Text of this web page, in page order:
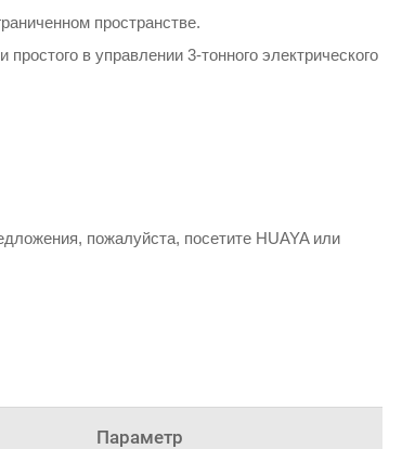
пространстве.
в управлении 3-тонного электрического
пожалуйста, посетите HUAYA или
Параметр